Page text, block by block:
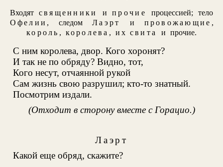
Входят священники ипрочие
процессией; тело
Офелии , следомЛаэрт и провожающие ,
король , королева , их свита и прочие.
С ним королева, двор. Кого хоронят?
И так не по обряду? Видно, тот,
Кого несут, отчаянной рукой
Сам жизнь свою разрушил; кто-то знатный.
Посмотрим издали.
(Отходит в сторону вместе с Горацио.)
Лаэрт
Какой еще обряд, скажите?